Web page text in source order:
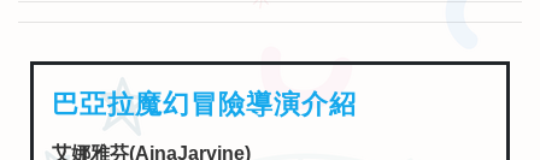
巴亞拉魔幻冒險導演介紹
艾娜雅芬(AinaJarvine)